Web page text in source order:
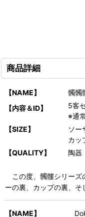
商品詳細
【NAME】
髑髑
【内容＆ID】
5客
※通
【SIZE】
ソ
カ
【QUALITY】
陶
この度、髑髏シリーズ
ーの裏、カップの裏、そ
【NAME】 Dokuro